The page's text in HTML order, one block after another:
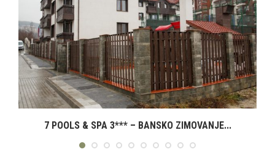
7 POOLS & SPA 3*** – BANSKO ZIMOVANJE...